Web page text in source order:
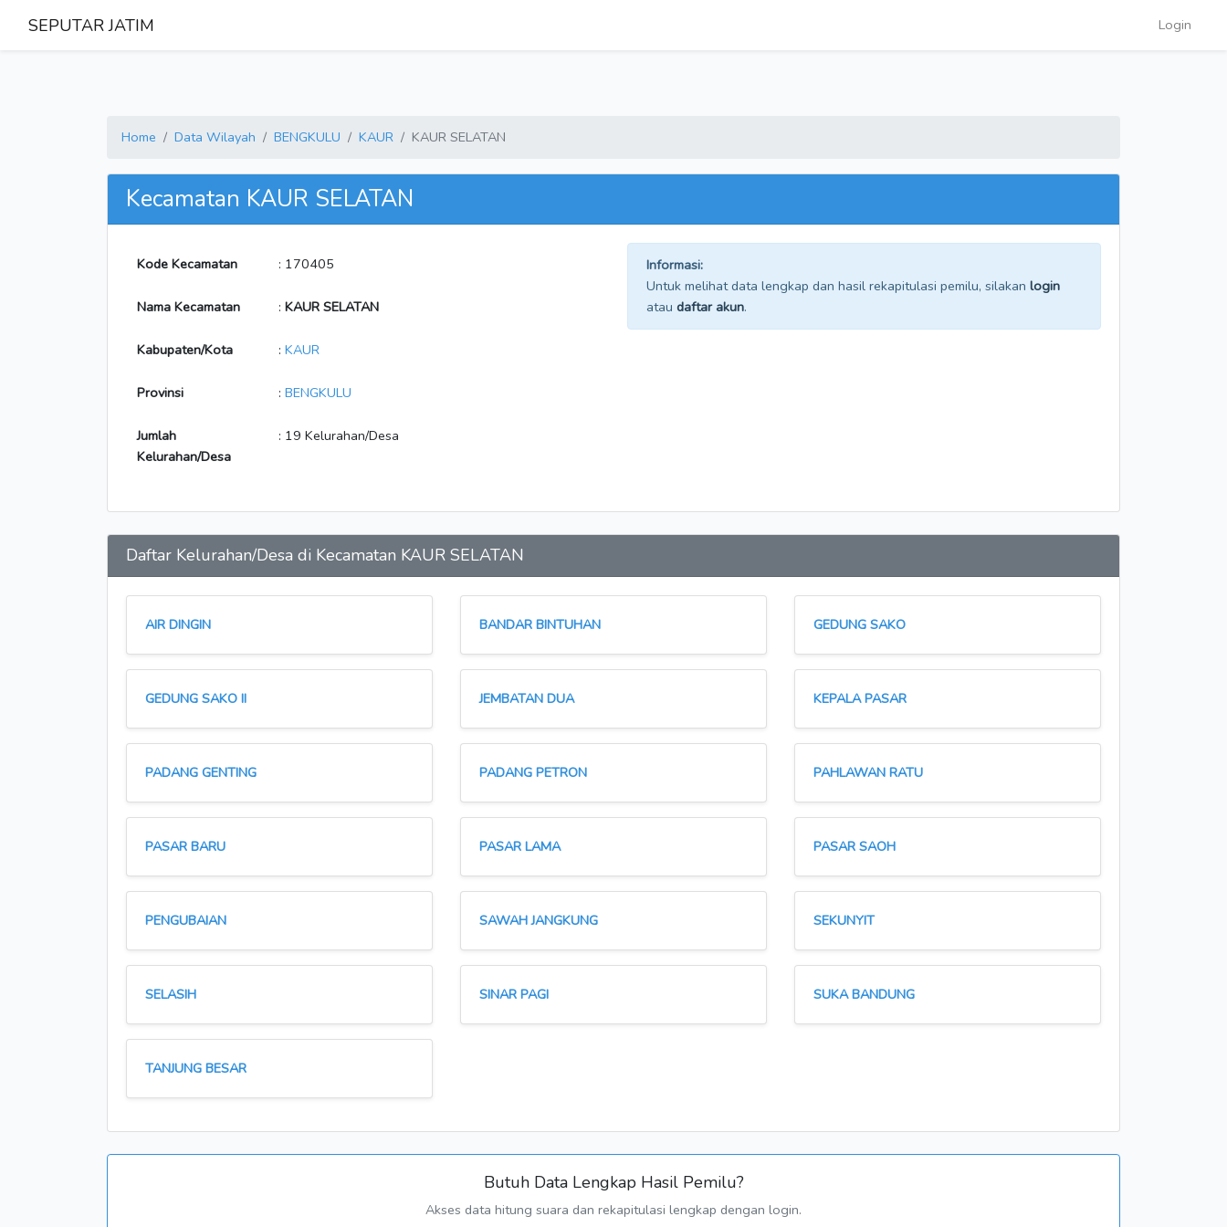
SEPUTAR JATIM Login
Home Data Wilayah BENGKULU KAUR KAUR SELATAN
Kecamatan KAUR SELATAN
Kode Kecamatan : 170405
Nama Kecamatan : KAUR SELATAN
Kabupaten/Kota : KAUR
Provinsi : BENGKULU
Jumlah
Kelurahan/Desa
: 19 Kelurahan/Desa
Informasi:
Untuk melihat data lengkap dan hasil rekapitulasi pemilu, silakan login
atau daftar akun.
Daftar Kelurahan/Desa di Kecamatan KAUR SELATAN
AIR DINGIN BANDAR BINTUHAN GEDUNG SAKO
GEDUNG SAKO II JEMBATAN DUA KEPALA PASAR
PADANG GENTING PADANG PETRON PAHLAWAN RATU
PASAR BARU PASAR LAMA PASAR SAOH
PENGUBAIAN SAWAH JANGKUNG SEKUNYIT
SELASIH SINAR PAGI SUKA BANDUNG
TANJUNG BESAR
Butuh Data Lengkap Hasil Pemilu?
Akses data hitung suara dan rekapitulasi lengkap dengan login.